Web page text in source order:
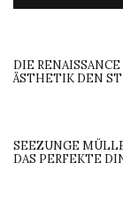
DIE
ÄSTHETIK DEN
SEEZUNGE
DAS PERFEKTE